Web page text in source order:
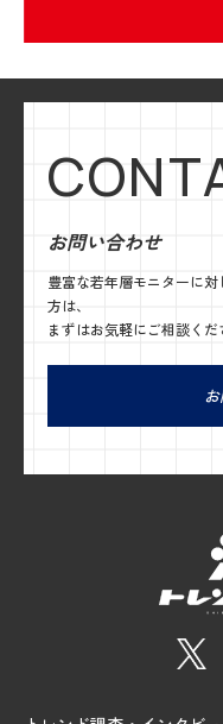
お問い合わせ
豊富な若年層モニターに
方は、
まずはお気軽にご相談くだ